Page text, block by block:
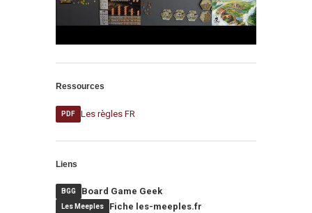
Ressources
PDF Les règles FR
Liens
BGG Board Game Geek
Les Meeples Fiche les-meeples.fr